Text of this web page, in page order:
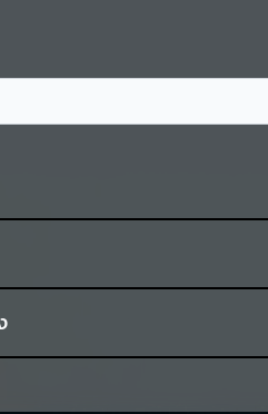
เพื่อสร้างโครงการรถไฟฟ้าข
ไทย
ทรัพย์เพื่อสร้างโครงการรถไฟฟ้าข